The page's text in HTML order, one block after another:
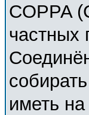
COPPA
частных
иметь